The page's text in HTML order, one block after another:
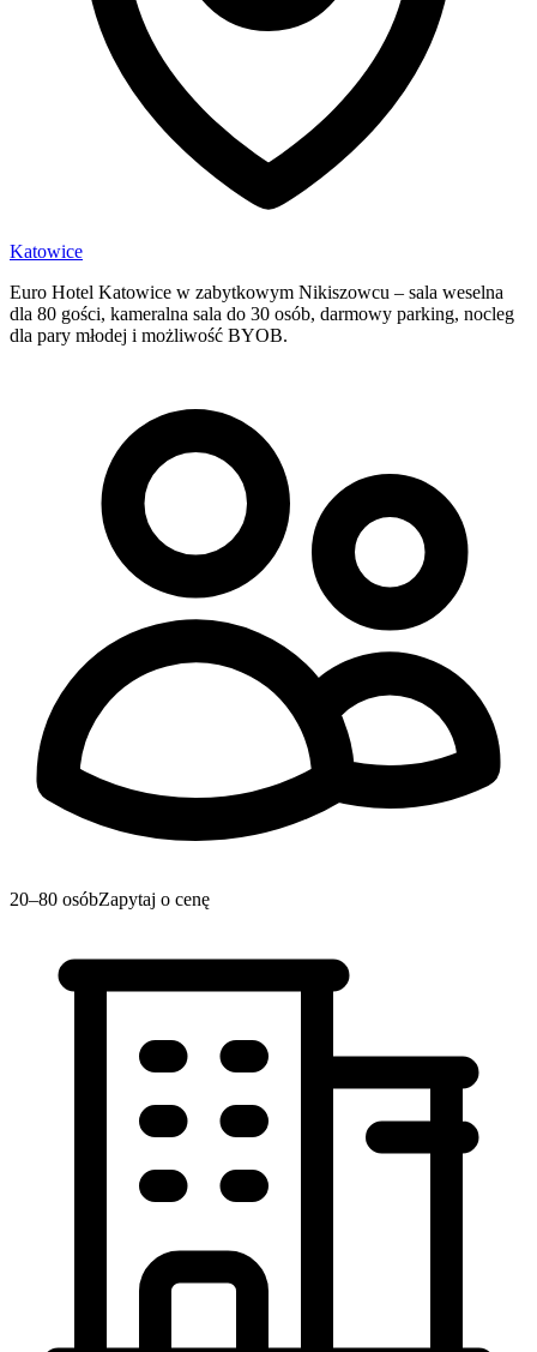
Katowice
Euro Hotel Katowice w zabytkowym Nikiszowcu – sala weselna
dla 80 gości, kameralna sala do 30 osób, darmowy parking, nocleg
dla pary młodej i możliwość BYOB.
20–80 osóbZapytaj o cenę